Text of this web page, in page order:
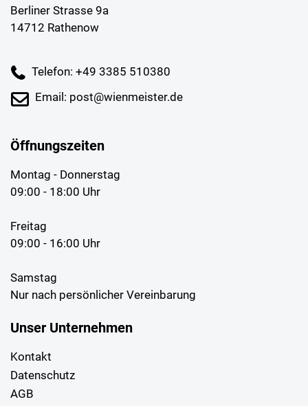
Berliner Strasse 9a
14712 Rathenow
Telefon: +49 3385 510380
Email: post@wienmeister.de
Öffnungszeiten
Montag - Donnerstag
09:00 - 18:00 Uhr
Freitag
09:00 - 16:00 Uhr
Samstag
Nur nach persönlicher Vereinbarung
Unser Unternehmen
Kontakt
Datenschutz
AGB